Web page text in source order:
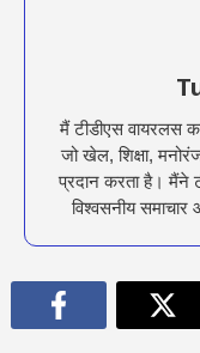
मैं टीडीएस वायरलस
जो खेल, शिक्षा,
प्रदान करता है। मैंने
विश्वसनीय